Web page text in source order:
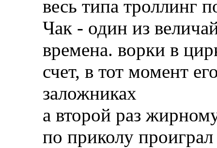
весь типа троллинг
Чак - один из
времена. ворки в
счет, в тот момент
заложниках
а второй раз
по приколу